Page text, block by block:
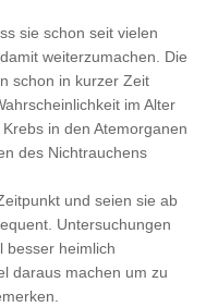
sie schon seit vielen
weiterzumachen. Die
schon in kurzer Zeit
im Alter
in den Atemorganen
des Nichtrauchens
und seien sie ab
Untersuchungen
besser heimlich
daraus machen um zu